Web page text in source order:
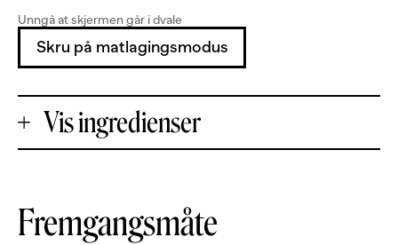
Unngå at skjermen går i dvale
Skru på matlagingsmodus
Vis ingredienser
Porsjoner
Fremgangsmåte